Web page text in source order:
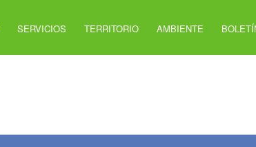
SERVICIOS TERRITORIO AMBIENTE